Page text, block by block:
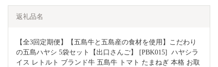
返礼品名
【全3回定期便】【五島牛と五島産の食材を使用】こだわり
の五島ハヤシ 5袋セット【出口さんご】 [PBK015]  ハヤシラ
イス レトルト ブランド牛 五島牛 トマト たまねぎ 本格 お取